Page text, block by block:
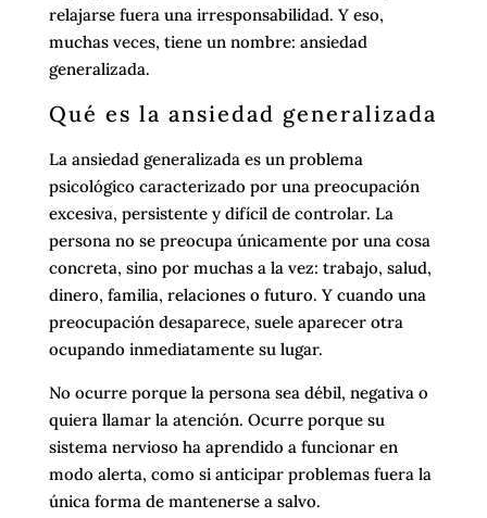
relajarse fuera una irresponsabilidad. Y eso,
muchas veces, tiene un nombre: ansiedad
generalizada.
Qué es la ansiedad generalizada
La ansiedad generalizada es un problema
psicológico caracterizado por una preocupación
excesiva, persistente y difícil de controlar. La
persona no se preocupa únicamente por una cosa
concreta, sino por muchas a la vez: trabajo, salud,
dinero, familia, relaciones o futuro. Y cuando una
preocupación desaparece, suele aparecer otra
ocupando inmediatamente su lugar.
No ocurre porque la persona sea débil, negativa o
quiera llamar la atención. Ocurre porque su
sistema nervioso ha aprendido a funcionar en
modo alerta, como si anticipar problemas fuera la
única forma de mantenerse a salvo.